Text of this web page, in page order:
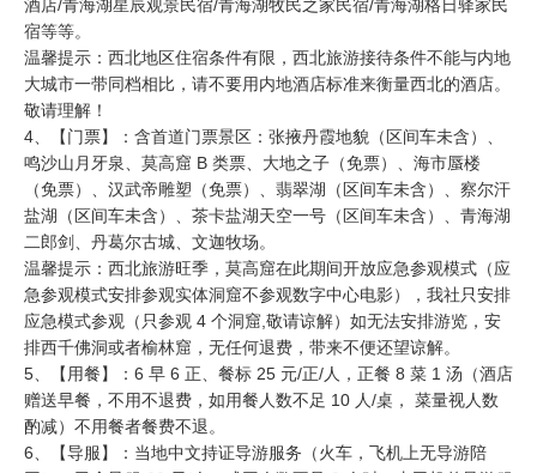
酒店/青海湖星辰观景民宿/青海湖牧民之家民宿/青海湖格日驿家民
宿等等。
温馨提示：西北地区住宿条件有限，西北旅游接待条件不能与内地
大城市一带同档相比，请不要用内地酒店标准来衡量西北的酒店。
敬请理解！
4、【门票】：含首道门票景区：张掖丹霞地貌（区间车未含）、
鸣沙山月牙泉、莫高窟 B 类票、大地之子（免票）、海市蜃楼
（免票）、汉武帝雕塑（免票）、翡翠湖（区间车未含）、察尔汗
盐湖（区间车未含）、茶卡盐湖天空一号（区间车未含）、青海湖
二郎剑、丹葛尔古城、文迦牧场。
温馨提示：西北旅游旺季，莫高窟在此期间开放应急参观模式（应
急参观模式安排参观实体洞窟不参观数字中心电影），我社只安排
应急模式参观（只参观 4 个洞窟,敬请谅解）如无法安排游览，安
排西千佛洞或者榆林窟，无任何退费，带来不便还望谅解。
5、【用餐】：6 早 6 正、餐标 25 元/正/人，正餐 8 菜 1 汤（酒店
赠送早餐，不用不退费，如用餐人数不足 10 人/桌， 菜量视人数
酌减）不用餐者餐费不退。
6、【导服】：当地中文持证导游服务（火车，飞机上无导游陪